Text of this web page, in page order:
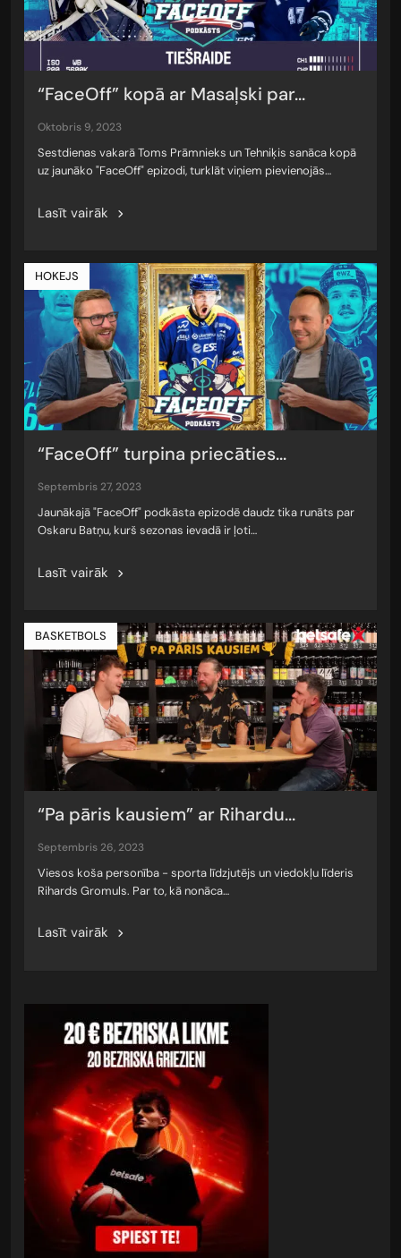
“FaceOff” kopā ar Masaļski par...
oktobris 9, 2023
Sestdienas vakarā Toms Prāmnieks un Tehniķis sanāca kopā
uz jaunāko "FaceOff" epizodi, turklāt viņiem pievienojās…
Lasīt vairāk
HOKEJS
“FaceOff” turpina priecāties...
septembris 27, 2023
Jaunākajā "FaceOff" podkāsta epizodē daudz tika runāts par
Oskaru Batņu, kurš sezonas ievadā ir ļoti…
Lasīt vairāk
BASKETBOLS
“Pa pāris kausiem” ar Rihardu...
septembris 26, 2023
Viesos koša personība - sporta līdzjutējs un viedokļu līderis
Rihards Gromuls. Par to, kā nonāca…
Lasīt vairāk